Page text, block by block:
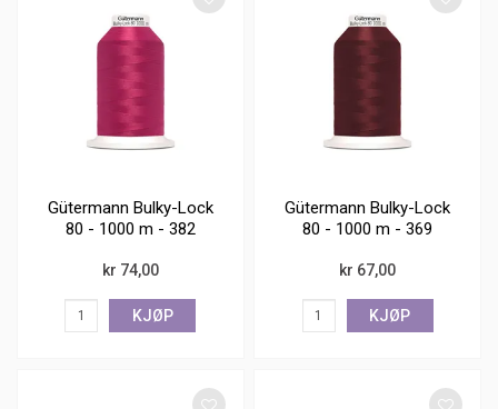
Gütermann Bulky-Lock
80 - 1000 m - 382
kr 74,00
KJØP
Gütermann Bulky-Lock
80 - 1000 m - 369
kr 67,00
KJØP